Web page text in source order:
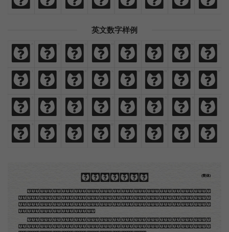
英文数字样例
A B C D E F G H
I J K L M N O P
0 1 2 3 4 5 6 7
8 9 ! @
@ # $ , .
木刻创作法·序
地不问东西，凡木刻的图版，向来是画管画，刻管刻，印管印的。中国用得最早，而照例也久经衰
退；清光绪中，英人傅兰雅氏编印《格致汇编》，插图就已非中国刻工所能刻，精细的必需由英国运了
图版来。那就是所谓「木口木刻」，也即「复制木刻」，和用在编给印度人读的英文书，后来也就移给
中国人读的英文书上的插画，是同类的。
那时我还是一个儿童，见了这些图，便震惊于它的精工活泼，当作宝贝看。到近几年，才知道西洋
还有一种由画家一手造成的版画，也就是原画，倘用木版，便叫作「创作木刻」，是艺术家直接的创作
(简体)